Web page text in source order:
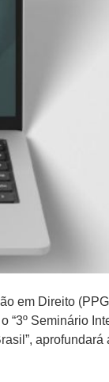
em Direito
“3º Seminário